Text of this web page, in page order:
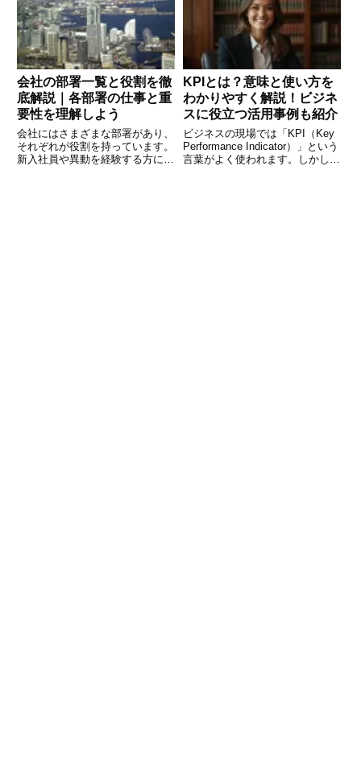
うとすると「何を書けばいいの
か」「どこまで詳しく書くべき
か」
るコツを身につけましょう。 (a
会社の部署一覧と役割を徹
底解説｜各部署の仕事と重
要性を理解しよう
会社にはさまざまな部署があり、
それぞれが役割を持っています。
新入社員や異動を経験する方にと
KPIとは？意味と使い方を
わかりやすく解説！ビジネ
スに役立つ活用事例も紹介
ビジネスの現場では「KPI（Key
Performance Indicator）」という
言葉がよく使われます。しかし、